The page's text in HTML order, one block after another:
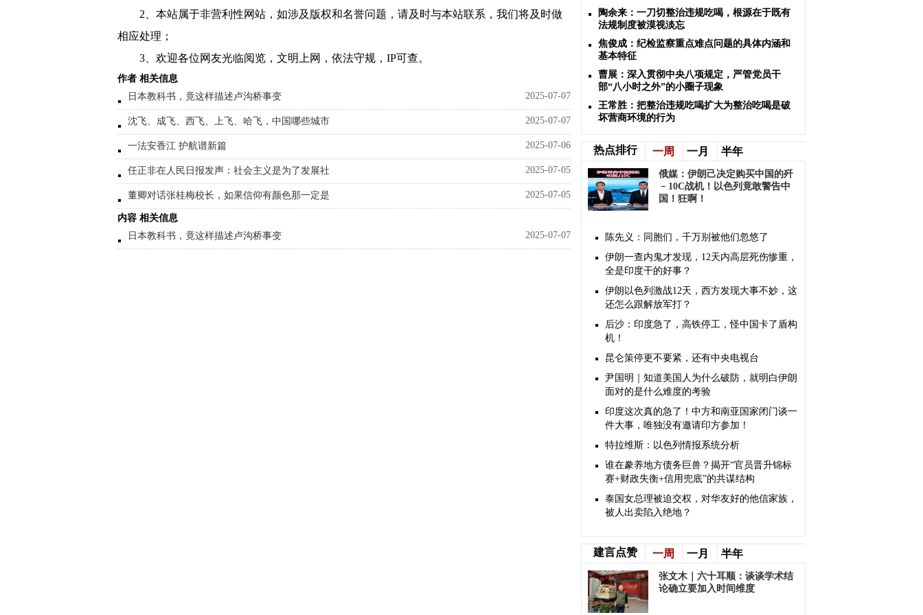
2、本站属于非营利性网站，如涉及版权和名誉问题，请及时与本站联系，我们将及时做
相应处理；
3、欢迎各位网友光临阅览，文明上网，依法守规，IP可查。
作者 相关信息
日本教科书，竟这样描述卢沟桥事变
2025-07-07
沈飞、成飞、西飞、上飞、哈飞，中国哪些城市 2025-07-07
一法安香江 护航谱新篇 2025-07-06
任正非在人民日报发声：社会主义是为了发展社 2025-07-05
董卿对话张桂梅校长，如果信仰有颜色那一定是 2025-07-05
内容 相关信息
日本教科书，竟这样描述卢沟桥事变
2025-07-07
陶余来：一刀切整治违规吃喝，根源在于既有
法规制度被漠视淡忘
焦俊成：纪检监察重点难点问题的具体内涵和
基本特征
曹展：深入贯彻中央八项规定，严管党员干
部“八小时之外”的小圈子现象
王常胜：把整治违规吃喝扩大为整治吃喝是破
坏营商环境的行为
热点排行 一周 一月 半年
俄媒：伊朗己决定购买中国的歼
﹣10C战机！以色列竟敢警告中
国！狂啊！
陈先义：同胞们，千万别被他们忽悠了
伊朗一查内鬼才发现，12天内高层死伤惨重，
全是印度干的好事？
伊朗以色列激战12天，西方发现大事不妙，这
还怎么跟解放军打？
后沙：印度急了，高铁停工，怪中国卡了盾构
机！
昆仑策停更不要紧，还有中央电视台
尹国明｜知道美国人为什么破防，就明白伊朗
面对的是什么难度的考验
印度这次真的急了！中方和南亚国家闭门谈一
件大事，唯独没有邀请印方参加！
特拉维斯：以色列情报系统分析
谁在豢养地方债务巨兽？揭开“官员晋升锦标
赛+财政失衡+信用兜底”的共谋结构
泰国女总理被迫交权，对华友好的他信家族，
被人出卖陷入绝地？
建言点赞 一周 一月 半年
张文木｜六十耳顺：谈谈学术结
论确立要加入时间维度